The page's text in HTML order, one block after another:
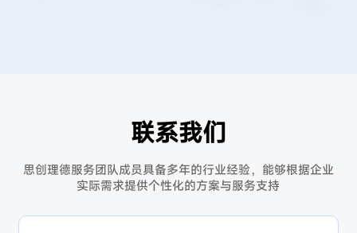
联系我们
思创理德服务团队成员具备多年的行业经验，能够根据企业
实际需求提供个性化的方案与服务支持